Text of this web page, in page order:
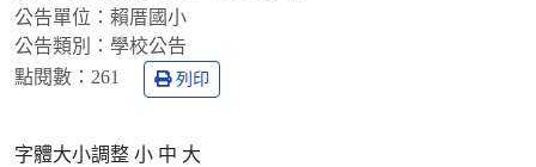
公告單位： 賴厝國小
公告類別： 學校公告
點閱數： 261 列印
字體大小調整 小 中 大